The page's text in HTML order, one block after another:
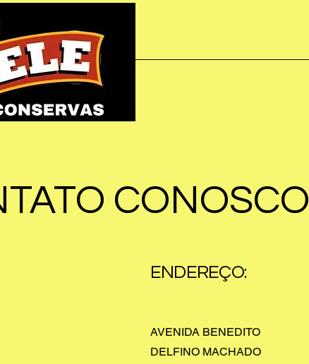
CONOSCO
ENDEREÇO:
AVENIDA BENEDITO
DELFINO MACHADO